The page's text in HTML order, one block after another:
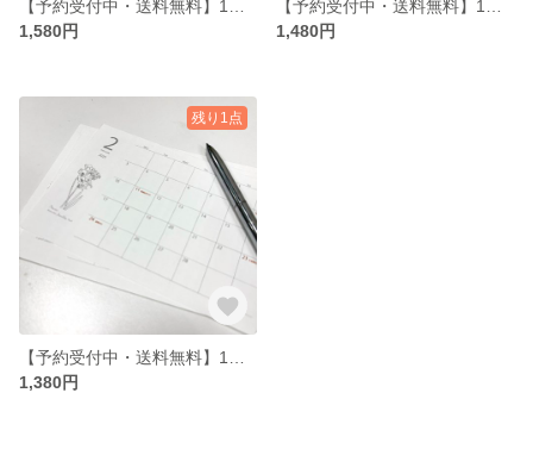
1,580円
1,480円
残り1点
1,380円